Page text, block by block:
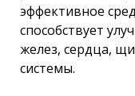
эффективное
способствует
желез, сердца,
системы.